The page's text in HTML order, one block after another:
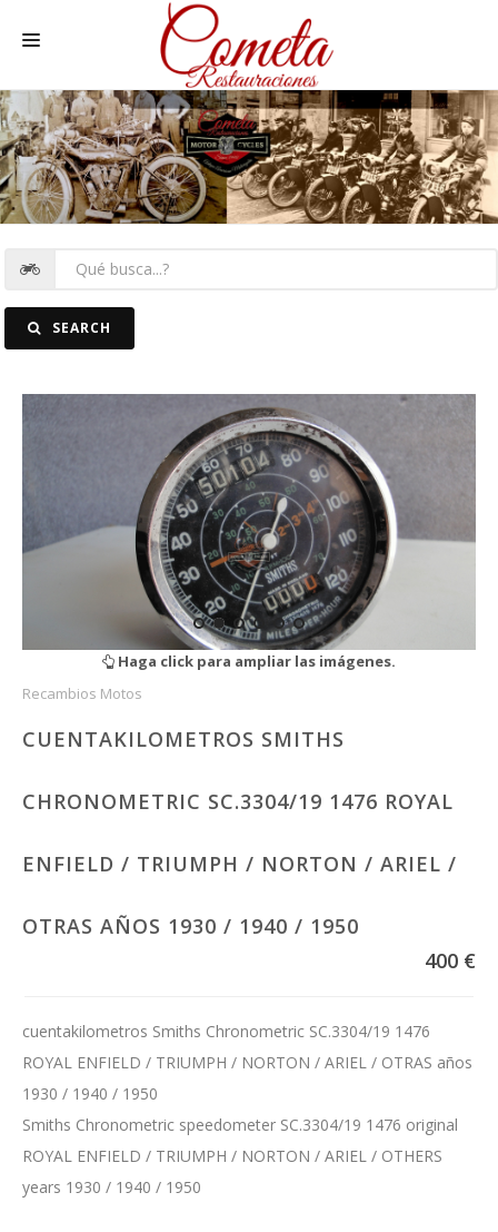
HOME
MOTOS NACIONALES Y OTRAS
REC. MOTOS
FOTOSSEARCH
Haga click para ampliar las imágenes.
Recambios Motos
CUENTAKILOMETROS SMITHS
CHRONOMETRIC SC.3304/19 1476 ROYAL
ENFIELD / TRIUMPH / NORTON / ARIEL /
OTRAS AÑOS 1930 / 1940 / 1950
400 €
cuentakilometros Smiths Chronometric SC.3304/19 1476
ROYAL ENFIELD / TRIUMPH / NORTON / ARIEL / OTRAS años
1930 / 1940 / 1950
Smiths Chronometric speedometer SC.3304/19 1476 original
ROYAL ENFIELD / TRIUMPH / NORTON / ARIEL / OTHERS
years 1930 / 1940 / 1950